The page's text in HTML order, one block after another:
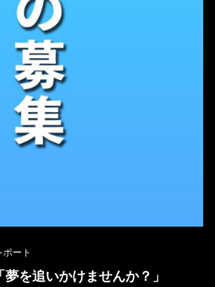
ート
夢を追いかけませんか？」